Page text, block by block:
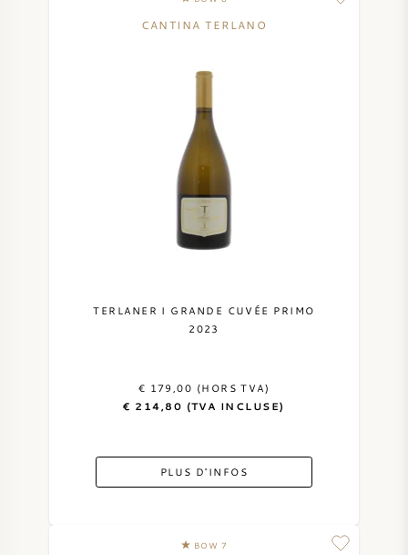
TOUTES LES RÉGIONS
CANTINA TERLANO
TERLANER I GRANDE CUVÉE PRIMO
2023
€ 179,00 (HORS TVA)
€ 214,80 (TVA INCLUSE)
PLUS D'INFOS
BOW 7